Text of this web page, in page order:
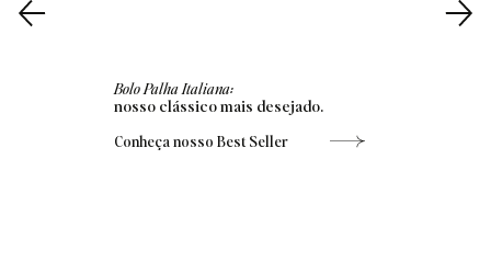
Bolo Palha Italiana:
nosso clássico mais desejado.
Conheça nosso Best Seller